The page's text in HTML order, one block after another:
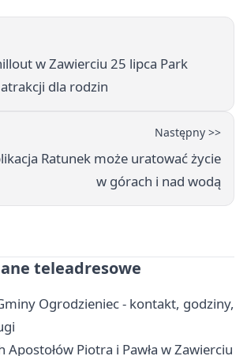
w Zawierciu 25 lipca Park
dla rodzin
Następny >>
Ratunek może uratować życie
w górach i nad wodą
teleadresowe
Ogrodzieniec - kontakt, godziny,
Apostołów Piotra i Pawła w Zawierciu